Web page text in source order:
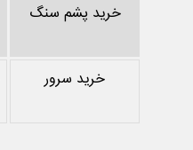
خرید پشم سنگ
خرید سرور